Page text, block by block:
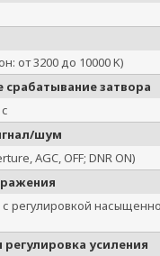
от 3200 до 10000 K)
срабатывание затвора
шум
AGC, OFF; DNR ON)
регулировкой
усиления